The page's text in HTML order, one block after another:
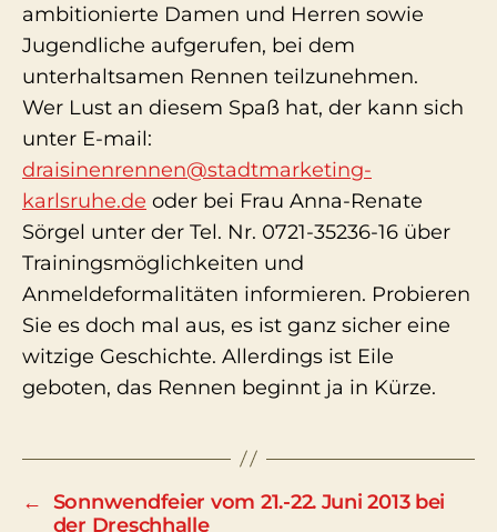
ambitionierte Damen und Herren sowie
Jugendliche aufgerufen, bei dem
unterhaltsamen Rennen teilzunehmen.
Wer Lust an diesem Spaß hat, der kann sich
unter E-mail:
draisinenrennen@stadtmarketing-
karlsruhe.de oder bei Frau Anna-Renate
Sörgel unter der Tel. Nr. 0721-35236-16 über
Trainingsmöglichkeiten und
Anmeldeformalitäten informieren. Probieren
Sie es doch mal aus, es ist ganz sicher eine
witzige Geschichte. Allerdings ist Eile
geboten, das Rennen beginnt ja in Kürze.
← Sonnwendfeier vom 21.-22. Juni 2013 bei
der Dreschhalle